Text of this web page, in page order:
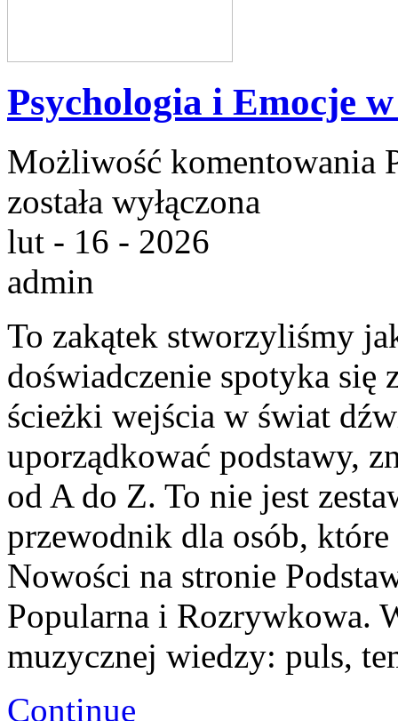
Psychologia i Emocje
Możliwość komentowania
została wyłączona
lut - 16 - 2026
admin
To zakątek stworzyliśmy
doświadczenie spotyka się
ścieżki wejścia w świat
uporządkować podstawy,
od A do Z. To nie jest
przewodnik dla osób,
Nowości na stronie
Popularna i Rozrywkowa.
muzycznej wiedzy: puls,
Continue